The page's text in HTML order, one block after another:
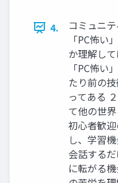
4.
コミュニテ
「PC怖い
か理解し
「PC怖い
たり前の
ってある
て他の世
初心者歓
し、学習
会話する
に転がる